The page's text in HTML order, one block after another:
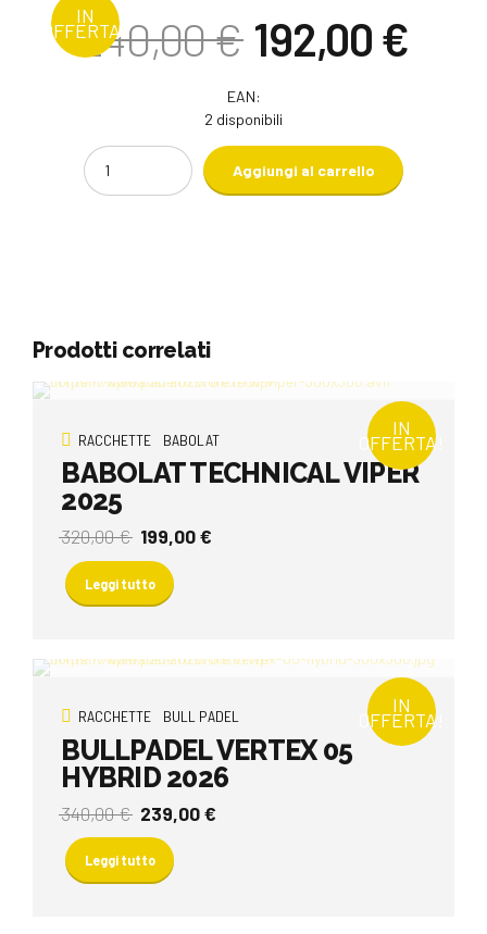
IN
OFFERTA!
240,00€ Il
prezzo
originale
era:
240,00 €.
192,00 €Il
EAN:
2 disponibili
Quantity
Aggiungi al carrello
Prodotti correlati
IN
OFFERTA!
RACCHETTE BABOLAT
BABOLAT TECHNICAL VIPER
2025
320,00€ Il
prezzo
originale
era:
199,00€
Leggi tutto
IN
OFFERTA!
RACCHETTE BULL PADEL
BULLPADEL VERTEX 05
HYBRID 2026
340,00€ Il
prezzo
originale
era:
239,00€
Leggi tutto